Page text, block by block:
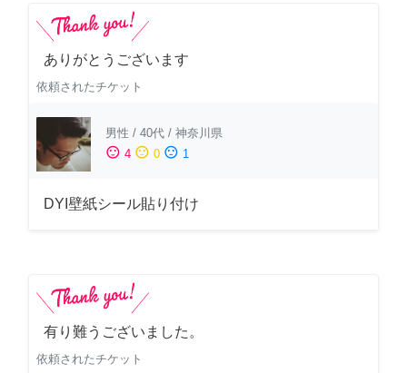
ありがとうございます
依頼されたチケット
男性 / 40代 / 神奈川県
sentiment_satisfied 4 sentiment_neutral 0 sentiment_dissatisfied 1
DYI壁紙シール貼り付け
有り難うございました。
依頼されたチケット